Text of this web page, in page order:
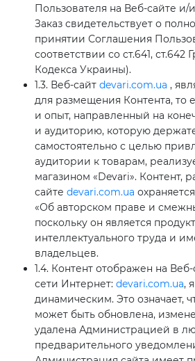
Пользователя на Веб-сайте
Заказ свидетельствует о
принятии Соглашения
соответствии со ст.641, ст.642
Кодекса Украины).
1.3. Веб-сайт devari.com.ua ,
для размещения Контента, то
и опыт, направленный на
и аудиторию, которую
самостоятельно с целью
аудитории к товарам,
магазином «Devari». Контент,
сайте devari.com.ua
«Об авторском праве и
поскольку он является
интеллектуального труда и
владельцев.
1.4. Контент отображен на
сети Интернет: devari.com.ua,
динамическим. Это означает,
может быть обновлена,
удалена Администрацией в
предварительного